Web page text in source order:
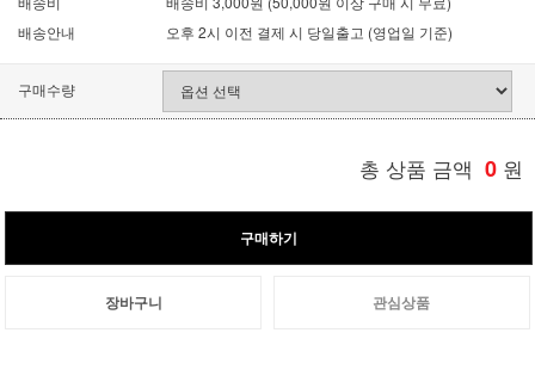
배송안내
오후 2시 이전 결제 시 당일출고 (영업일 기준)
구매수량
총 상품 금액 0 원
구매하기
장바구니 관심상품